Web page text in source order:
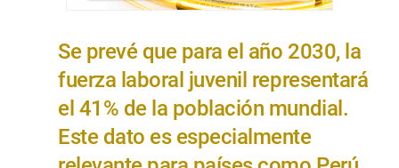
Se prevé que para el año 2030, la
fuerza laboral juvenil representará
el 41% de la población mundial.
Este dato es especialmente